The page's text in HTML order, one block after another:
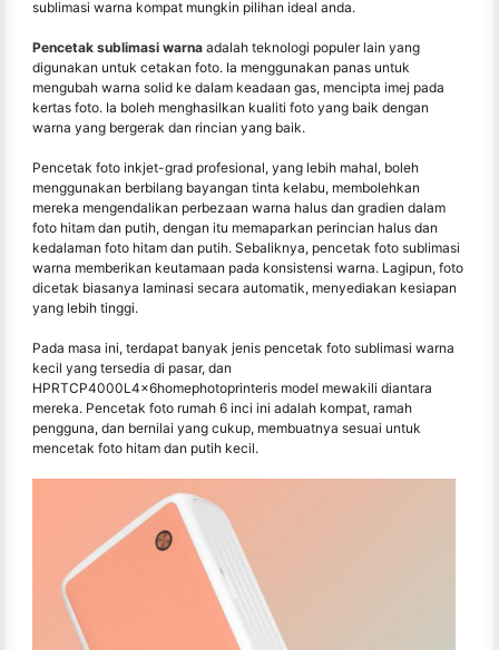
sublimasi warna kompat mungkin pilihan ideal anda.
Pencetak sublimasi warna adalah teknologi populer lain yang
digunakan untuk cetakan foto. Ia menggunakan panas untuk
mengubah warna solid ke dalam keadaan gas, mencipta imej pada
kertas foto. Ia boleh menghasilkan kualiti foto yang baik dengan
warna yang bergerak dan rincian yang baik.
Pencetak foto inkjet-grad profesional, yang lebih mahal, boleh
menggunakan berbilang bayangan tinta kelabu, membolehkan
mereka mengendalikan perbezaan warna halus dan gradien dalam
foto hitam dan putih, dengan itu memaparkan perincian halus dan
kedalaman foto hitam dan putih. Sebaliknya, pencetak foto sublimasi
warna memberikan keutamaan pada konsistensi warna. Lagipun, foto
dicetak biasanya laminasi secara automatik, menyediakan kesiapan
yang lebih tinggi.
Pada masa ini, terdapat banyak jenis pencetak foto sublimasi warna
kecil yang tersedia di pasar, dan
HPRTCP4000L4x6homephotoprinteris model mewakili diantara
mereka. Pencetak foto rumah 6 inci ini adalah kompat, ramah
pengguna, dan bernilai yang cukup, membuatnya sesuai untuk
mencetak foto hitam dan putih kecil.